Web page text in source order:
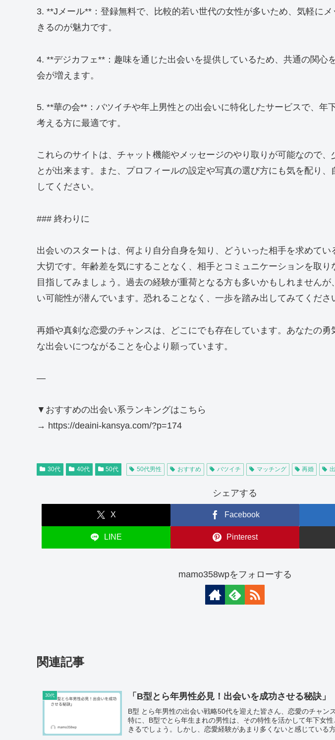
3. **Jメール**：登録無料で、比較的若い世代の女性が多いため、気軽に
きるのが魅力です。
4. **デジカフェ**：趣味を通じた出会いを提供しているため、共通の関心
会が増えます。
5. **華の会**：バツイチや年上男性との出会いに特化したサービスで、年
考える方に最適です。
これらのサイトは、チャット機能やメッセージのやり取りが可能なので、
とが出来ます。また、プロフィールの設定や写真の選び方にも気を配り、
してください。
### 終わりに
出会いのスタートは、何より自分自身を知り、どういった相手を求めて
大切です。年齢差を気にすることなく、相手とコミュニケーションを取り
目指してみましょう。過去の経験が重荷となる方も多いかもしれませんが
い可能性が潜んでいます。恐れることなく、一歩を踏み出してみてくださ
再婚や真剣な恋愛のチャンスは、どこにでも存在しています。あなたの勇
な出会いにつながることを心より願っています。
—
▼おすすめの出会い系ランキングはこちら
→ https://deaini-kansya.com/?p=174
30代 40代 50代 50代男性 おすすめ バツイチ マッチング 再婚
シェアする
X Facebook
LINE Pinterest
mamo358wpをフォローする
関連記事
30代 「B型とら年男性必見！出会いを成功させる秘訣」
B型 とら年男性の出会い戦略50代を迎えた皆さん、恋愛のチャン
特に、B型でとら年生まれの男性は、その特性を活かして年下女
きるでしょう。しかし、恋愛経験があまり多くないと感じている方